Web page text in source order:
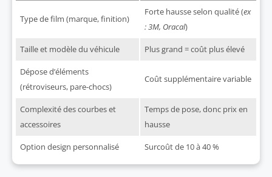
Type de film (marque, finition)
Forte hausse selon qualité (ex
: 3M, Oracal)
Taille et modèle du véhicule Plus grand = coût plus élevé
Dépose d’éléments
(rétroviseurs, pare-chocs)
Coût supplémentaire variable
Complexité des courbes et
accessoires
Temps de pose, donc prix en
hausse
Option design personnalisé Surcoût de 10 à 40 %